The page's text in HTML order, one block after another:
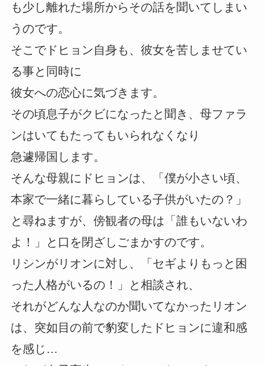
も少し離れた場所からその話を聞いてしまい
うのです。
そこでドヒョン自身も、彼女を苦しませてい
る事と同時に
彼女への恋心に気づきます。
その頃息子がクビになったと聞き、母ファラ
ンはいてもたってもいられなくなり
急遽帰国します。
そんな母親にドヒョンは、「僕が小さい頃、
本家で一緒に暮らしている子供がいたの？」
と尋ねますが、傍観者の母は「誰もいないわ
よ！」と口を閉ざしごまかすのです。
リシンがリオンに対し、「セギよりもっと困
った人格がいるの！」と相談され、
それがどんな人なのか聞いてなかったリオン
は、突如目の前で豹変したドヒョンに違和感
を感じ…